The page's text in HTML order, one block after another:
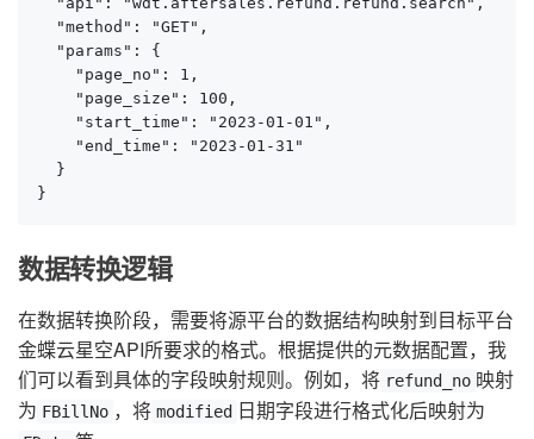
  "method": "GET",
  "params": {
    "page_no": 1,
    "page_size": 100,
    "start_time": "2023-01-01",
    "end_time": "2023-01-31"
  }
}
数据转换逻辑
在数据转换阶段，需要将源平台的数据结构映射到目标平台
金蝶云星空API所要求的格式。根据提供的元数据配置，我
们可以看到具体的字段映射规则。例如，将 refund_no 映射
为 FBillNo ，将 modified 日期字段进行格式化后映射为